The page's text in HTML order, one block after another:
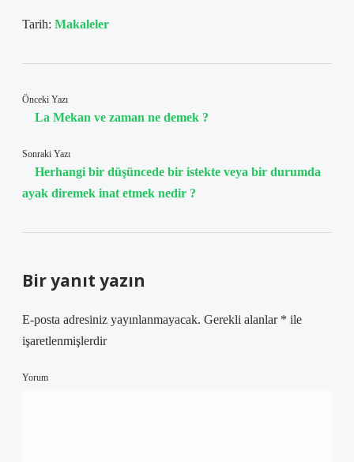
Tarih: Makaleler
Önceki Yazı
La Mekan ve zaman ne demek ?
Sonraki Yazı
Herhangi bir düşüncede bir istekte veya bir durumda
ayak diremek inat etmek nedir ?
Bir yanıt yazın
E-posta adresiniz yayınlanmayacak. Gerekli alanlar * ile
işaretlenmişlerdir
Yorum